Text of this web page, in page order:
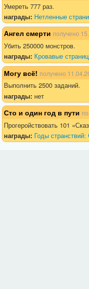
Умереть 777 раз.
награды: Нетленные
Ангел смерти получено
Убить 250000 монстров.
награды: Кровавые
Могу всё! получено
Выполнить 2500 заданий.
награды: нет
Сто и один год в пути
Прогеройствовать 101
награды: Годы